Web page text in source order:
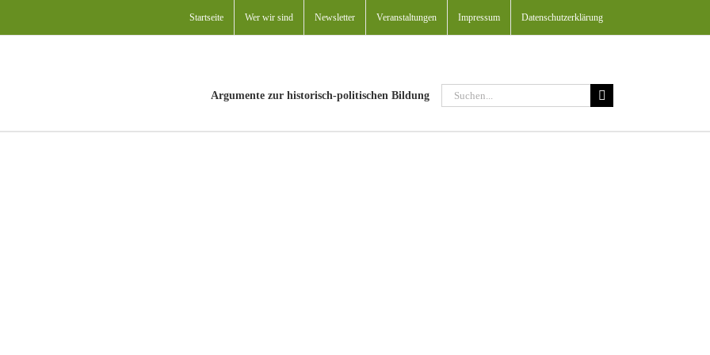
Startseite Wer wir sind Newsletter Veranstaltungen Impressum Datenschutzerklärung
Argumente zur historisch-politischen Bildung
Suche
nach: